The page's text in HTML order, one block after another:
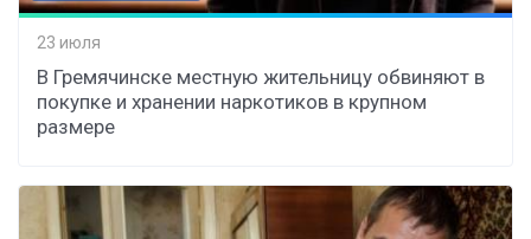
23 июля
В Гремячинске местную жительницу обвиняют в
покупке и хранении наркотиков в крупном
размере